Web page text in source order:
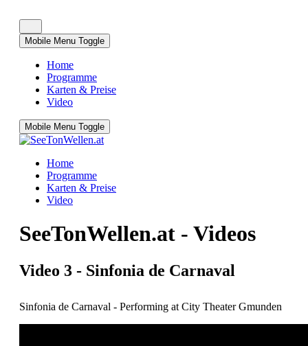
Mobile Menu Toggle
Home
Programme
Karten & Preise
Video
Mobile Menu Toggle
Home
Programme
Karten & Preise
Video
SeeTonWellen.at - Videos
Video 3 - Sinfonia de Carnaval
Sinfonia de Carnaval - Performing at City Theater Gmunden